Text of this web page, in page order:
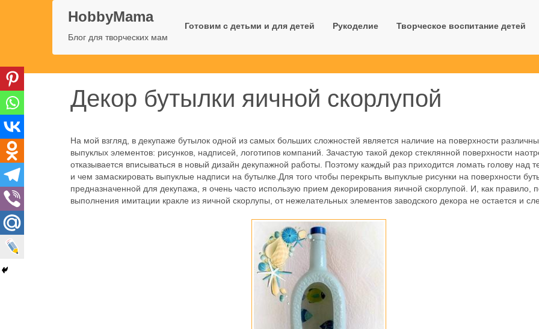
HobbyMama
Блог для творческих мам
Готовим с детьми и для детей Рукоделие Творческое воспитание детей
Декор бутылки яичной скорлупой
На мой взгляд, в декупаже бутылок одной из самых больших сложностей является наличие на поверхности
выпуклых элементов: рисунков, надписей, логотипов компаний. Зачастую такой декор стеклянной поверхности
отказывается вписываться в новый дизайн декупажной работы. Поэтому каждый раз приходится ломать голову над
и чем замаскировать выпуклые надписи на бутылке. Для того чтобы перекрыть выпуклые рисунки на поверхности
предназначенной для декупажа, я очень часто использую прием декорирования яичной скорлупой. И, как правило,
выполнения имитации кракле из яичной скорлупы, от нежелательных элементов заводского декора не остается и